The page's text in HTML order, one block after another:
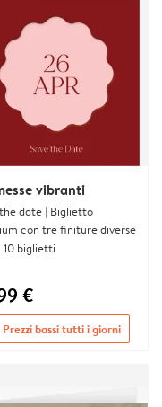
vibranti
date | Biglietto
con tre finiture diverse
10 biglietti
€
Prezzi bassi tutti i giorni